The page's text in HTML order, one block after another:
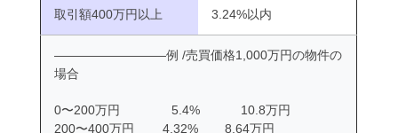
取引額400万円以上 3.24%以内
―――――――――例 /売買価格1,000万円の物件の
場合
0〜200万円 5.4% 10.8万円
200〜400万円 4.32% 8.64万円